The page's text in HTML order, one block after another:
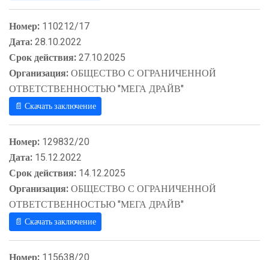
Номер: 110212/17
Дата:28.10.2022
Срок действия:27.10.2025
Организация:ОБЩЕСТВО С ОГРАНИЧЕННОЙ
ОТВЕТСТВЕННОСТЬЮ "МЕГА ДРАЙВ"
📄 Скачать заключение
Номер: 129832/20
Дата: 15.12.2022
Срок действия: 14.12.2025
Организация:ОБЩЕСТВО С ОГРАНИЧЕННОЙ
ОТВЕТСТВЕННОСТЬЮ "МЕГА ДРАЙВ"
📄 Скачать заключение